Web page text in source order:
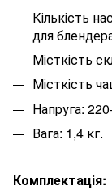
Кількість
для
Місткість
Місткість
Напруга:
Вага: 1,4 кг.
Комплектація: